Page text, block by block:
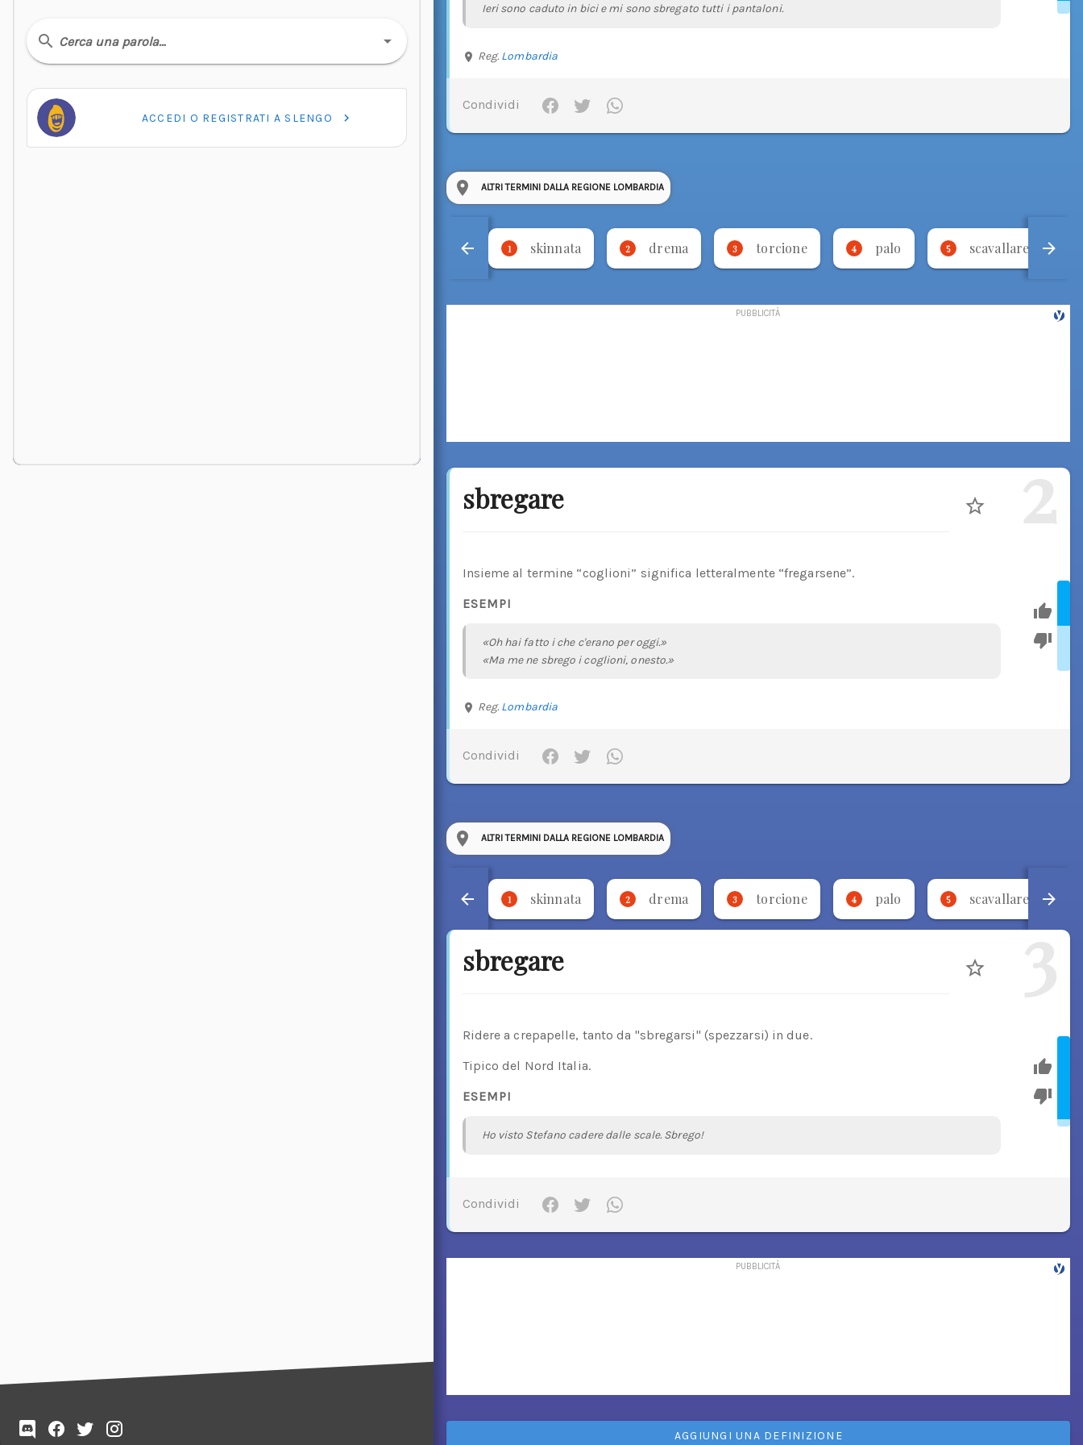
Cerca una parola…
ACCEDI O REGISTRATI A SLENGO
Ieri sono caduto in bici e mi sono sbregato tutti i pantaloni.
Reg. Lombardia
Condividi
ALTRI TERMINI DALLA REGIONE LOMBARDIA
1 skinnata 2 drema 3 torcione 4 palo 5 scavallare
sbregare 2
Insieme al termine “coglioni” significa letteralmente “fregarsene”.
ESEMPI
«Oh hai fatto i che c'erano per oggi.»
«Ma me ne sbrego i coglioni, onesto.»
Reg. Lombardia
Condividi
ALTRI TERMINI DALLA REGIONE LOMBARDIA
1 skinnata 2 drema 3 torcione 4 palo 5 scavallare
sbregare 3
Ridere a crepapelle, tanto da "sbregarsi" (spezzarsi) in due.
Tipico del Nord Italia.
ESEMPI
Ho visto Stefano cadere dalle scale. Sbrego!
Condividi
AGGIUNGI UNA DEFINIZIONE